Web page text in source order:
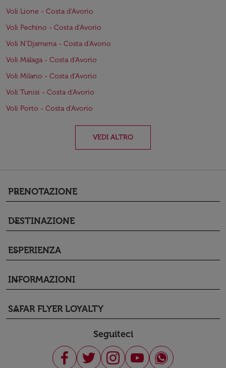
Voli Lione - Costa d'Avorio
Voli Pechino - Costa d'Avorio
Voli N'Djamena - Costa d'Avorio
Voli Málaga - Costa d'Avorio
Voli Milano - Costa d'Avorio
Voli Tunisi - Costa d'Avorio
Voli Porto - Costa d'Avorio
VEDI ALTRO
PRENOTAZIONE
keyboard_arrow_down
DESTINAZIONE
keyboard_arrow_down
ESPERIENZA
keyboard_arrow_down
INFORMAZIONI
keyboard_arrow_down
SAFAR FLYER LOYALTY
keyboard_arrow_down
Seguiteci